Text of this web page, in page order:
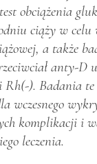
obciążenia
ciąży w
a także
anty-D
). Badania te
wczesnego
komplikacji i
leczenia.